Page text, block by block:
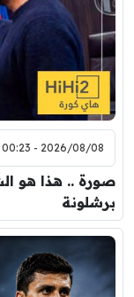
2026/08/08 - 00:23
صورة .. هذا هو
برشلونة